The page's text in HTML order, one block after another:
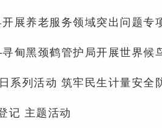
养老服务领域突出问题专
黑颈鹤管护局开展世界候
系列活动 筑牢民生计量安全
记 主题活动